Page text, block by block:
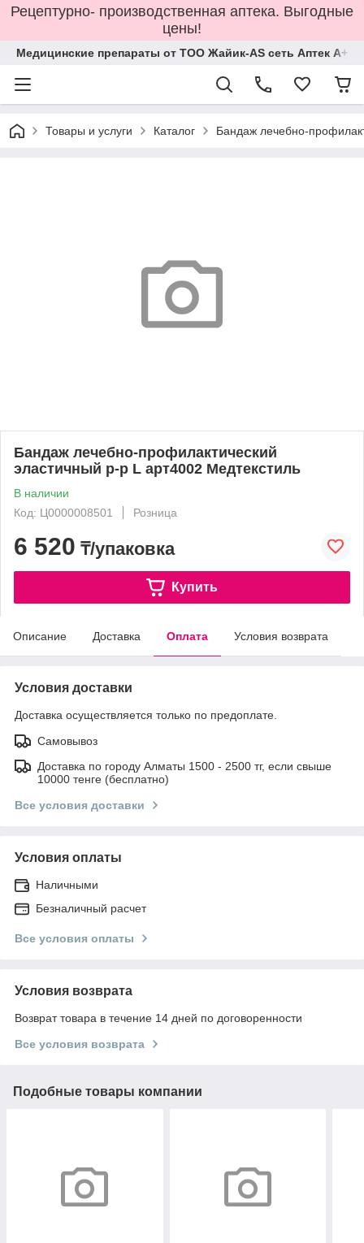
Рецептурно- производственная аптека. Выгодные
цены!
Медицинские препараты от ТОО Жайик-AS сеть Аптек А+
Товары и услуги Каталог Бандаж лечебно-
Бандаж лечебно-профилактический
эластичный р-р L арт4002 Медтекстиль
В наличии
Код: Ц0000008501
Розница
6 520 ₸/упаковка
Купить
Описание Доставка Оплата Условия возврата
Условия доставки
Доставка осуществляется только по предоплате.
Самовывоз
Доставка по городу Алматы 1500 - 2500 тг, если свыше
10000 тенге (бесплатно)
Все условия доставки
Условия оплаты
Наличными
Безналичный расчет
Все условия оплаты
Условия возврата
Возврат товара в течение 14 дней по договоренности
Все условия возврата
Подобные товары компании